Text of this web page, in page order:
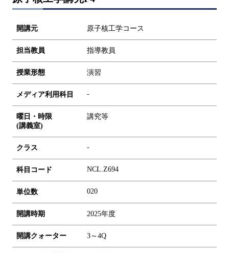
開講元 原子核工学コース
担当教員 指導教員
授業形態 演習
メディア利用科目 -
曜日・時限
(講義室)
講究等
クラス -
科目コード NCL.Z694
単位数 020
開講時期 2025年度
開講クォーター 3～4Q